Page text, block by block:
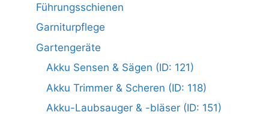
Führungsschienen
Garniturpflege
Gartengeräte
Akku Sensen & Sägen (ID: 121)
Akku Trimmer & Scheren (ID: 118)
Akku-Laubsauger & -bläser (ID: 151)